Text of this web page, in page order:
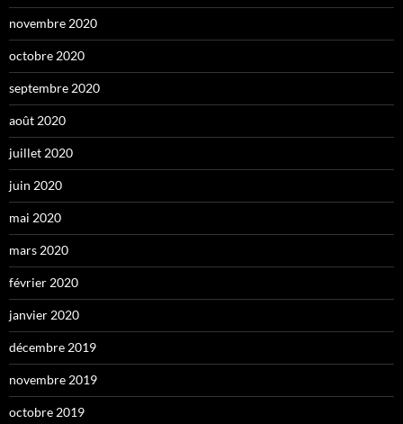
novembre 2020
octobre 2020
septembre 2020
août 2020
juillet 2020
juin 2020
mai 2020
mars 2020
février 2020
janvier 2020
décembre 2019
novembre 2019
octobre 2019